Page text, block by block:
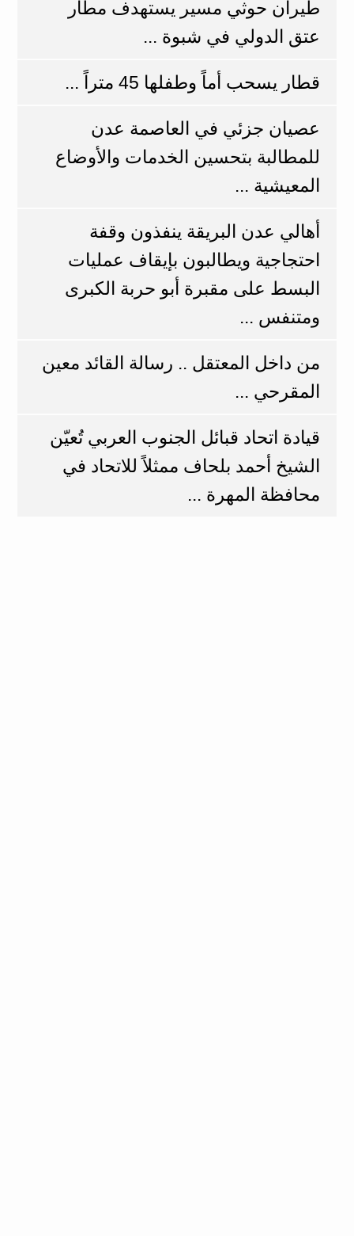
طيران حوثي مسير يستهدف مطار
عتق الدولي في شبوة ...
قطار يسحب أماً وطفلها 45 متراً ...
عصيان جزئي في العاصمة عدن
للمطالبة بتحسين الخدمات والأوضاع
المعيشية ...
أهالي عدن البريقة ينفذون وقفة
احتجاجية ويطالبون بإيقاف عمليات
البسط على مقبرة أبو حربة الكبرى
ومتنفس ...
من داخل المعتقل .. رسالة القائد معين
المقرحي ...
قيادة اتحاد قبائل الجنوب العربي تُعيّن
الشيخ أحمد بلحاف ممثلاً للاتحاد في
محافظة المهرة ...